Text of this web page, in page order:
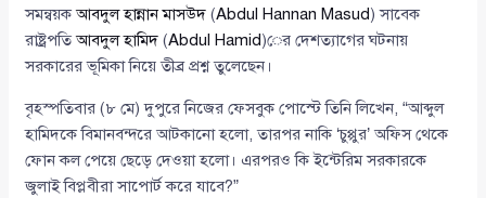
সমন্বয়কআবদুল হান্নান মাসউদ (Abdul Hannan Masud) সাবেক
রাষ্ট্রপতিআবদুল হামিদ (Abdul Hamid)ের দেশত্যাগের ঘটনায়
সরকারের ভূমিকা নিয়ে তীব্র প্রশ্ন তুলেছেন।
বৃহস্পতিবার (৮ মে) দুপুরে নিজের ফেসবুক পোস্টে তিনি লিখেন, “আব্দুল
হামিদকে বিমানবন্দরে আটকানো হলো, তারপর নাকি ‘চুপ্পুর’ অফিস থেকে
ফোন কল পেয়ে ছেড়ে দেওয়া হলো। এরপরও কি ইন্টেরিম সরকারকে
জুলাই বিপ্লবীরা সাপোর্ট করে যাবে?”